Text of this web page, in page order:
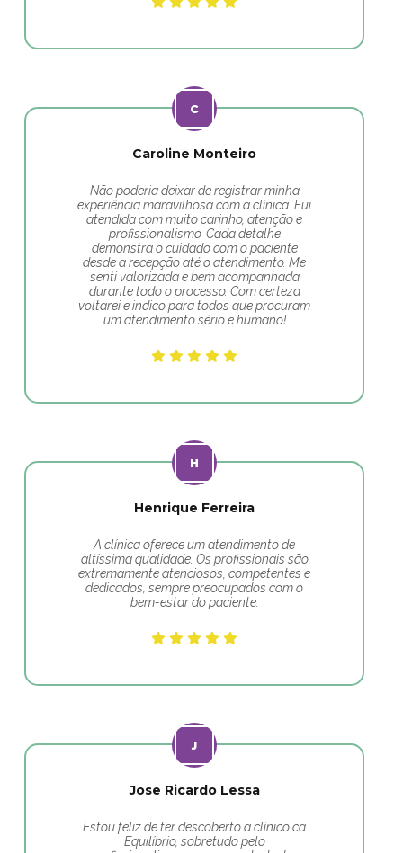
Caroline Monteiro
Não poderia deixar de registrar minha
experiência maravilhosa com a clínica. Fui
atendida com muito carinho, atenção e
profissionalismo. Cada detalhe
demonstra o cuidado com o paciente
desde a recepção até o atendimento. Me
senti valorizada e bem acompanhada
durante todo o processo. Com certeza
voltarei e indico para todos que procuram
um atendimento sério e humano!
Henrique Ferreira
A clínica oferece um atendimento de
altíssima qualidade. Os profissionais são
extremamente atenciosos, competentes e
dedicados, sempre preocupados com o
bem-estar do paciente.
Jose Ricardo Lessa
Estou feliz de ter descoberto a clínico ca
Equilíbrio, sobretudo pelo